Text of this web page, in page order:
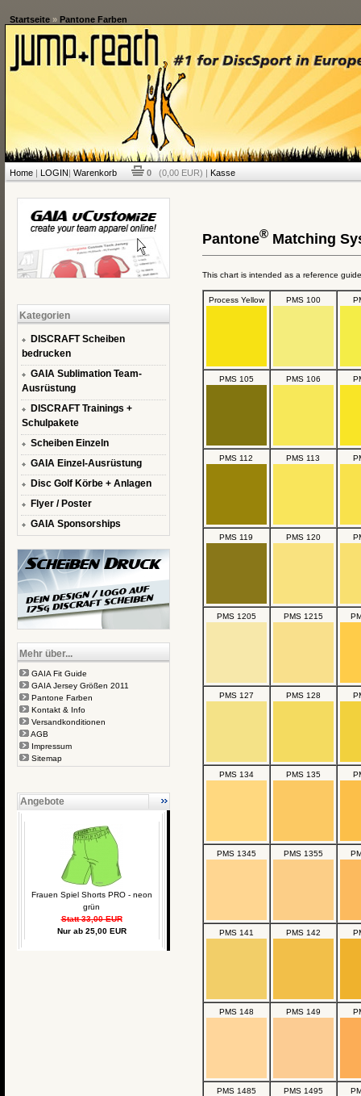
Startseite» Pantone Farben
Home| LOGIN| Warenkorb 0 (0,00 EUR) | Kasse
Kategorien
DISCRAFT Scheiben
bedrucken
GAIA Sublimation Team-
Ausrüstung
DISCRAFT Trainings +
Schulpakete
Scheiben Einzeln
GAIA Einzel-Ausrüstung
Disc Golf Körbe + Anlagen
Flyer / Poster
GAIA Sponsorships
Mehr über...
GAIA Fit Guide
GAIA Jersey Größen 2011
Pantone Farben
Kontakt & Info
Versandkonditionen
AGB
Impressum
Sitemap
Angebote
Frauen Spiel Shorts PRO - neon
grün
Statt 33,00 EUR
Nur ab 25,00 EUR
Pantone®Matching
This chart is intended as a reference
Process Yellow PMS 100
PMS 105 PMS 106
PMS 112 PMS 113
PMS 119 PMS 120
PMS 1205 PMS 1215
PMS 127 PMS 128
PMS 134 PMS 135
PMS 1345 PMS 1355
PMS 141 PMS 142
PMS 148 PMS 149
PMS 1485 PMS 1495